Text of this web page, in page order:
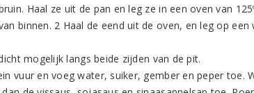
Haal ze uit de pan en leg ze in een oven van
binnen. 2 Haal de eend uit de oven, en leg op
mogelijk langs beide zijden van de pit.
vuur en voeg water, suiker, gember en peper toe.